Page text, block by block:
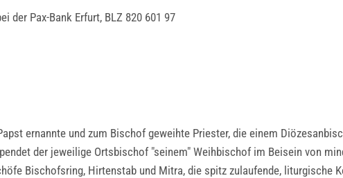
der Pax-Bank Erfurt, BLZ 820 601 97
ernannte und zum Bischof geweihte Priester, die einem
der jeweilige Ortsbischof "seinem" Weihbischof im Beisein von
Bischofsring, Hirtenstab und Mitra, die spitz zulaufende, liturgische